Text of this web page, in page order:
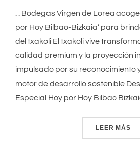
. . Bodegas Virgen de Lorea
por Hoy Bilbao-Bizkaia’ para
del txakoli El txakoli vive
calidad premium y la proyección
impulsado por su reconocimiento
motor de desarrollo sostenible
Especial Hoy por Hoy Bilbao
LEER MÁS